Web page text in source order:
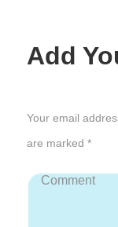
Add
Your email
are marked *